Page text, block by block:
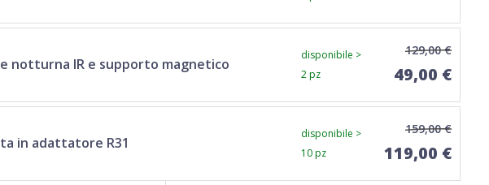
notturna IR e supporto magnetico
disponibile >
2 pz
129,00 €
49,00 €
in adattatore R31
disponibile >
10 pz
159,00 €
119,00 €